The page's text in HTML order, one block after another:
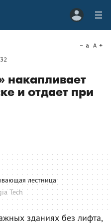
a A
накапливает
и отдает при
лестница
Tech
зданиях без лифта,